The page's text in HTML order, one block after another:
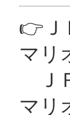
👉Ｊ
マリ
Ｊ
マリ